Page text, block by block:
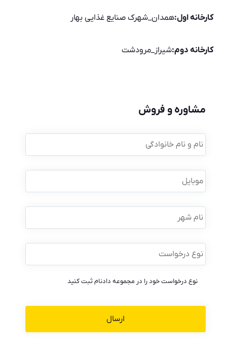
کارخانه اول:همدان_شهرک صنایع غذایی بهار
کارخانه دوم:شیراز_مرودشت
مشاوره و فروش
نام
و
نام
موبایل *
نام
شهر
نوع
درخواست *
نوع درخواست خود را در مجموعه دادنام ثبت کنید